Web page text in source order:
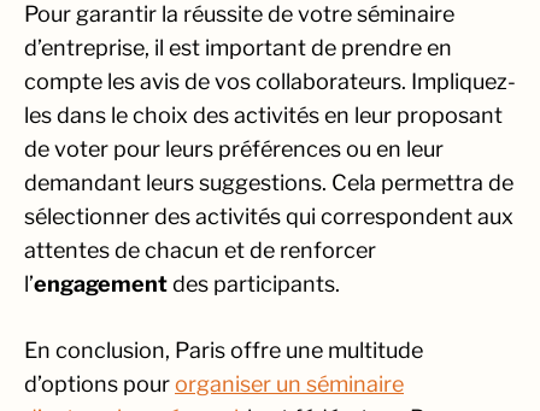
Pour garantir la réussite de votre séminaire
d’entreprise, il est important de prendre en
compte les avis de vos collaborateurs. Impliquez-
les dans le choix des activités en leur proposant
de voter pour leurs préférences ou en leur
demandant leurs suggestions. Cela permettra de
sélectionner des activités qui correspondent aux
attentes de chacun et de renforcer
l’engagementdes participants.
En conclusion, Paris offre une multitude
d’options pourorganiser un séminaire